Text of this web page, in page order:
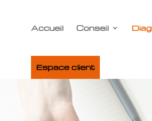
Accueil Conseil
Espace client